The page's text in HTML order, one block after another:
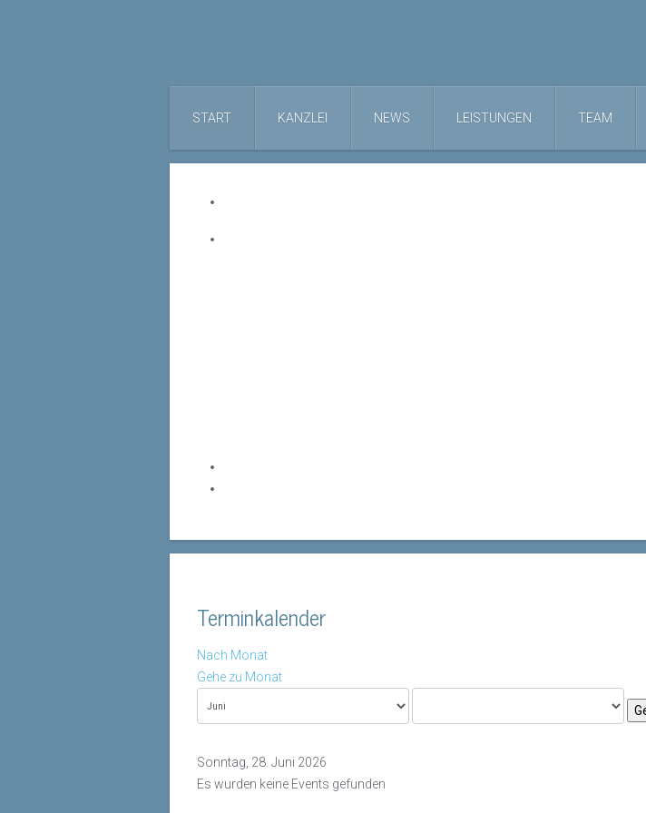
START KANZLEI NEWS LEISTUNGEN TEAM
Terminkalender
Nach Monat
Gehe zu Monat
Sonntag, 28. Juni 2026
Es wurden keine Events gefunden